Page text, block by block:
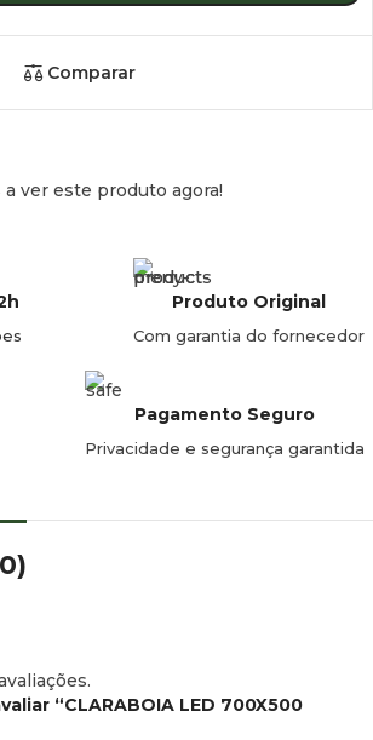
Comparar
a ver este produto agora!
Produto Original
Com garantia do fornecedor
Pagamento Seguro
Privacidade e segurança garantida
“CLARABOIA LED 700X500